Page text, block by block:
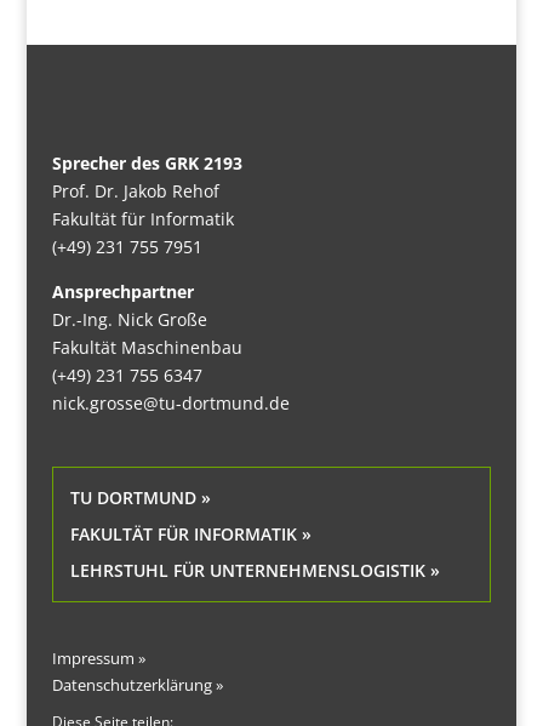
Sprecher des GRK 2193
Prof. Dr. Jakob Rehof
Fakultät für Informatik
(+49) 231 755 7951
Ansprechpartner
Dr.-Ing. Nick Große
Fakultät Maschinenbau
(+49) 231 755 6347
nick.grosse@tu-dortmund.de
TU DORTMUND »
FAKULTÄT FÜR INFORMATIK »
LEHRSTUHL FÜR UNTERNEHMENSLOGISTIK »
Impressum »
Datenschutzerklärung »
Diese Seite teilen: